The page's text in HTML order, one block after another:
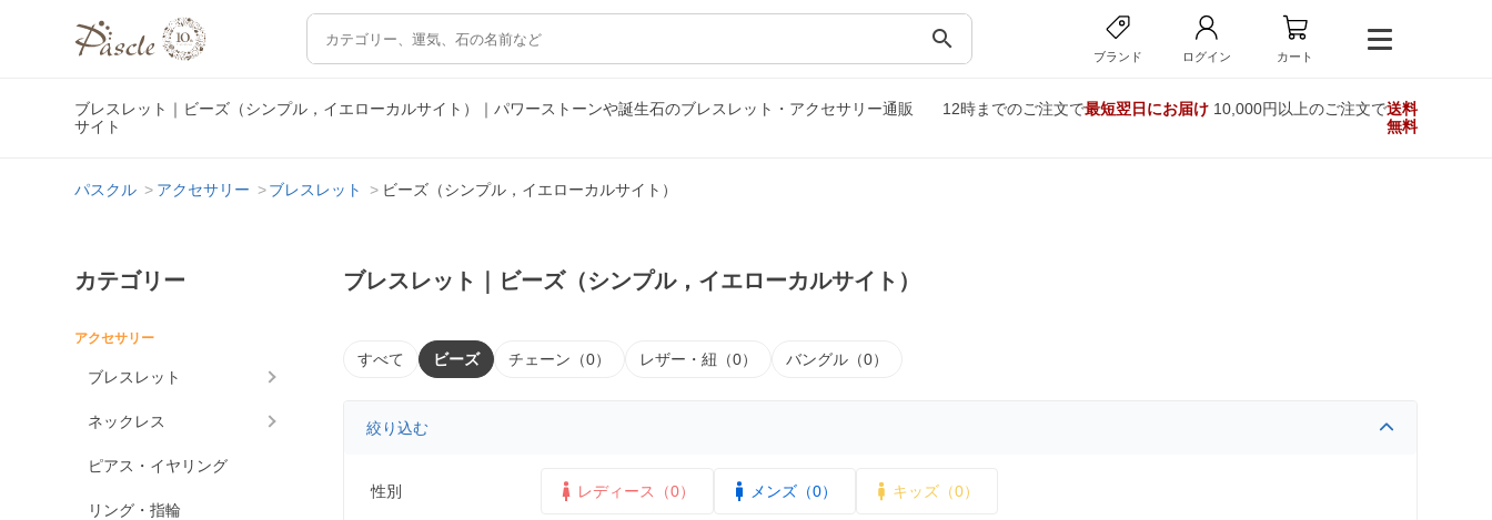
search
ブランド ログイン カート
ブレスレット｜ビーズ（シンプル，イエローカルサイト）｜パワーストーンや誕生石のブレスレット・アクセサリー通販
サイト
12時までのご注文で最短翌日にお届け10,000円以上のご注文で送料
無料
パスクル アクセサリー ブレスレット ビーズ（シンプル，イエローカルサイト）
カテゴリー
アクセサリー
ブレスレット
ネックレス
ピアス・イヤリング
リング・指輪
ブレスレット｜ビーズ（シンプル，イエローカルサイト）
すべて ビーズ チェーン（0） レザー・紐（0） バングル（0）
絞り込む
性別 レディース（0） メンズ（0） キッズ（0）